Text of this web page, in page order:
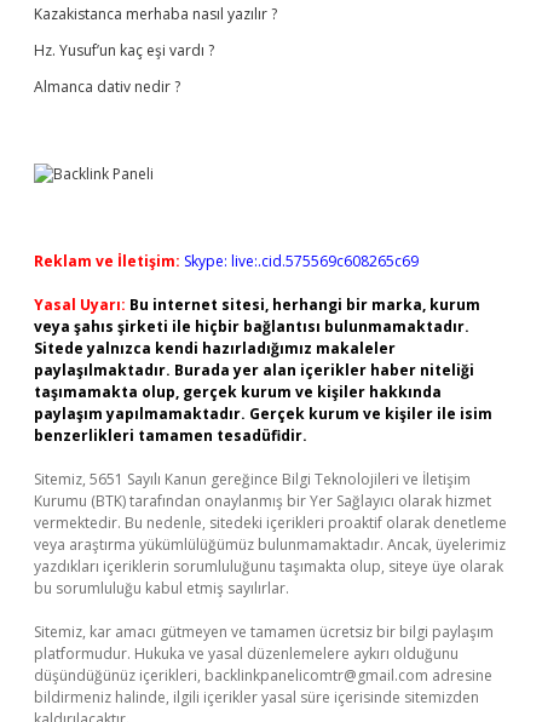
Kazakistanca merhaba nasıl yazılır ?
Hz. Yusuf’un kaç eşi vardı ?
Almanca dativ nedir ?
Reklam ve İletişim: Skype: live:.cid.575569c608265c69
Yasal Uyarı: Bu internet sitesi, herhangi bir marka, kurum
veya şahıs şirketi ile hiçbir bağlantısı bulunmamaktadır.
Sitede yalnızca kendi hazırladığımız makaleler
paylaşılmaktadır. Burada yer alan içerikler haber niteliği
taşımamakta olup, gerçek kurum ve kişiler hakkında
paylaşım yapılmamaktadır. Gerçek kurum ve kişiler ile isim
benzerlikleri tamamen tesadüfidir.
Sitemiz, 5651 Sayılı Kanun gereğince Bilgi Teknolojileri ve İletişim
Kurumu (BTK) tarafından onaylanmış bir Yer Sağlayıcı olarak hizmet
vermektedir. Bu nedenle, sitedeki içerikleri proaktif olarak denetleme
veya araştırma yükümlülüğümüz bulunmamaktadır. Ancak, üyelerimiz
yazdıkları içeriklerin sorumluluğunu taşımakta olup, siteye üye olarak
bu sorumluluğu kabul etmiş sayılırlar.
Sitemiz, kar amacı gütmeyen ve tamamen ücretsiz bir bilgi paylaşım
platformudur. Hukuka ve yasal düzenlemelere aykırı olduğunu
düşündüğünüz içerikleri, backlinkpanelicomtr@gmail.com adresine
bildirmeniz halinde, ilgili içerikler yasal süre içerisinde sitemizden